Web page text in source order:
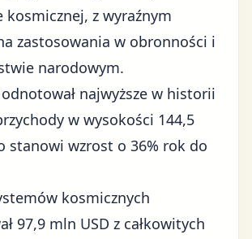
kosmicznej, z wyraźnym
zastosowania w obronności i
narodowym.
najwyższe w historii
w wysokości 144,5
stanowi wzrost o 36% rok do
kosmicznych
97,9 mln USD z całkowitych